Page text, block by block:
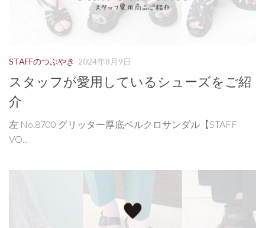
STAFFのつぶやき 2024年8月9日
スタッフが愛用しているシューズをご紹
介
左 No.8700 グリッター厚底ベルクロサンダル【STAFF
VO...